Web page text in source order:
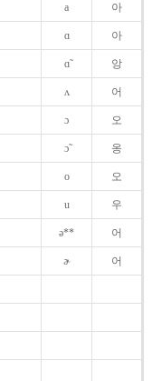
a 아
ɑ 아
ɑ̃ 앙
ʌ 어
ɔ 오
ɔ̃ 옹
o 오
u 우
ə** 어
ɚ 어